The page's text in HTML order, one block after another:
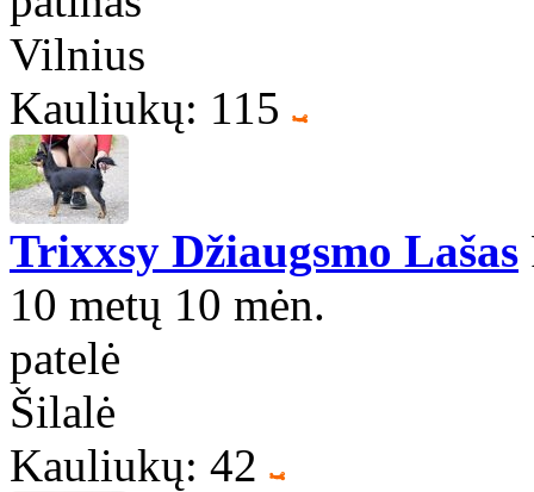
Vilnius
Kauliukų: 115
Trixxsy Džiaugsmo Lašas
10 metų 10 mėn.
patelė
Šilalė
Kauliukų: 42